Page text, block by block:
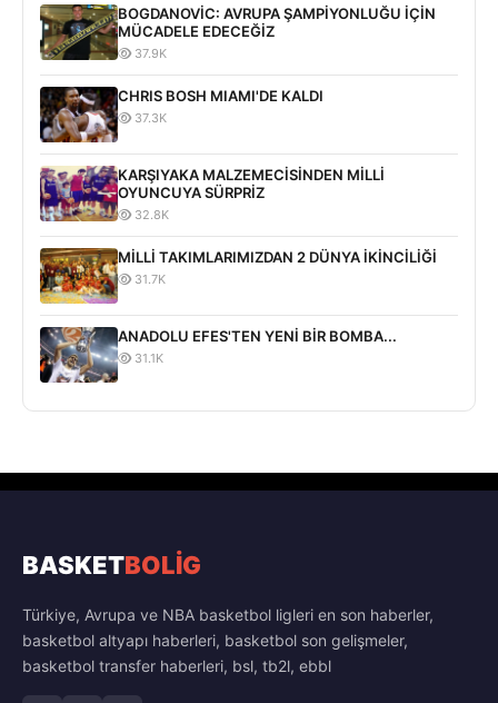
BOGDANOVİC: AVRUPA ŞAMPİYONLUĞU İÇİN
MÜCADELE EDECEĞİZ
37.9K
CHRIS BOSH MIAMI'DE KALDI
37.3K
KARŞIYAKA MALZEMECİSİNDEN MİLLİ
OYUNCUYA SÜRPRİZ
32.8K
MİLLİ TAKIMLARIMIZDAN 2 DÜNYA İKİNCİLİĞİ
31.7K
ANADOLU EFES'TEN YENİ BİR BOMBA...
31.1K
BASKETBOLİG
Türkiye, Avrupa ve NBA basketbol ligleri en son haberler,
basketbol altyapı haberleri, basketbol son gelişmeler,
basketbol transfer haberleri, bsl, tb2l, ebbl